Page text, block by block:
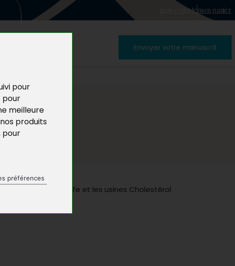
pour
pour
meilleure
produits
pour
préférences
mon comptemon panier
Envoyez votre manuscrit